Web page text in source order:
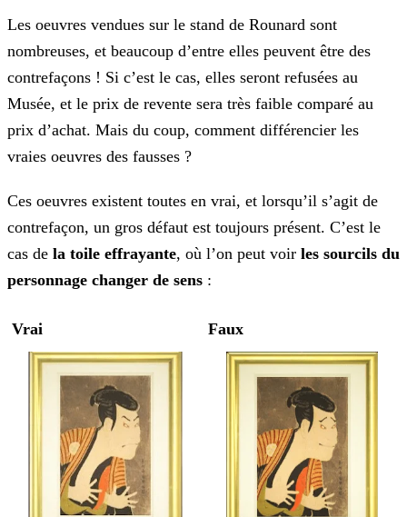
Les oeuvres vendues sur le stand de Rounard sont
nombreuses, et beaucoup d’entre elles peuvent être des
contrefaçons ! Si c’est le cas, elles seront refusées au
Musée, et le prix de revente sera très faible comparé au
prix d’achat. Mais du coup, comment différencier les
vraies oeuvres des fausses ?
Ces oeuvres existent toutes en vrai, et lorsqu’il s’agit de
contrefaçon, un gros défaut est toujours présent. C’est le
cas de la toile effrayante, où l’on peut voir les sourcils du
personnage changer de sens :
Vrai Faux